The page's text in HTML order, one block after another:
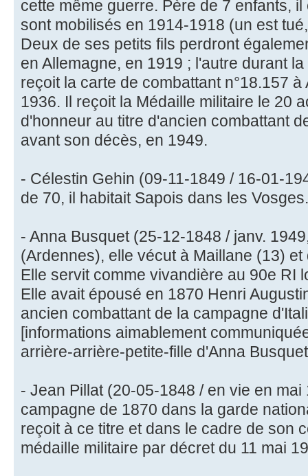
cette même guerre. Père de 7 enfants,
sont mobilisés en 1914-1918 (un est
Deux de ses petits fils perdront
en Allemagne, en 1919 ; l'autre durant
reçoit la carte de combattant n°18.157
1936. Il reçoit la Médaille militaire le 20
d'honneur au titre d'ancien combattant
avant son décès, en 1949.
- Célestin Gehin (09-11-1849 / 16-01-
de 70, il habitait Sapois dans les Vosges.
- Anna Busquet (25-12-1848 / janv.
(Ardennes), elle vécut à Maillane (13)
Elle servit comme vivandière au 90e RI
Elle avait épousé en 1870 Henri
ancien combattant de la campagne
[informations aimablement
arrière-arrière-petite-fille d'Anna
- Jean Pillat (20-05-1848 / en vie en
campagne de 1870 dans la garde
reçoit à ce titre et dans le cadre de son
médaille militaire par décret du 11 mai